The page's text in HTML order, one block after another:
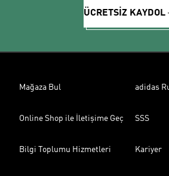
ÜCRETSİZ KAYDOL
Mağaza Bul adidas
Online Shop ile İletişime Geç SSS
Bilgi Toplumu Hizmetleri Kariyer